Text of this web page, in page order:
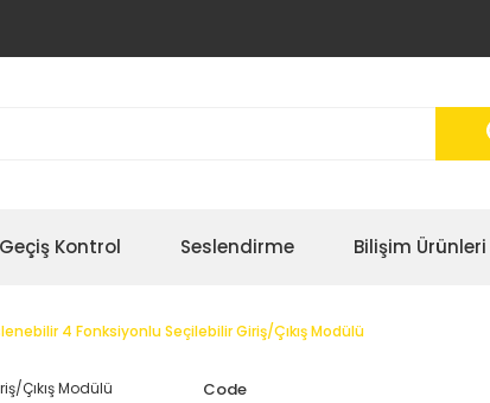
Geçiş Kontrol Seslendirme Bilişim Ürünleri
4 Fonksiyonlu Seçilebilir Giriş/Çıkış Modülü
Code